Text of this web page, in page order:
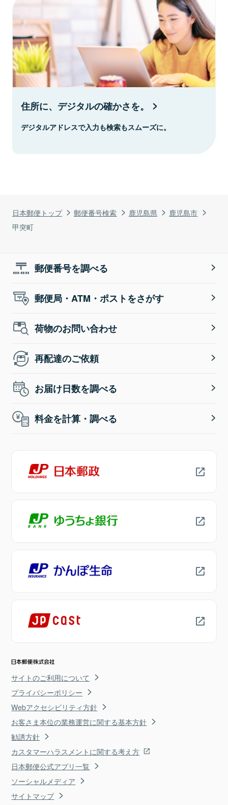
日本郵便トップ 郵便番号検索 鹿児島県
鹿児島市
甲突町
住所に、デジタルの確かさを。
デジタルアドレスで入力も検索もスムーズに。
郵便番号を調べる
郵便局・ATM・ポストをさがす
荷物のお問い合わせ
再配達のご依頼
お届け日数を調べる
料金を計算・調べる
サイトのご利用について
プライバシーポリシー
Webアクセシビリティ方針
お客さま本位の業務運営に関する基本方針
勧誘方針
カスタマーハラスメントに関する考え方
日本郵便公式アプリ一覧
ソーシャルメディア
サイトマップ